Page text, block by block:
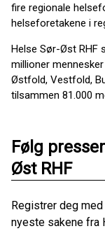
fire regionale
helseforetakene i
Helse Sør-Øst RHF
millioner
Østfold, Vestfold,
tilsammen 81.000
Følg
Øst RHF
Registrer deg
nyeste sakene fra